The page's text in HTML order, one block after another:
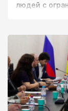
людей с